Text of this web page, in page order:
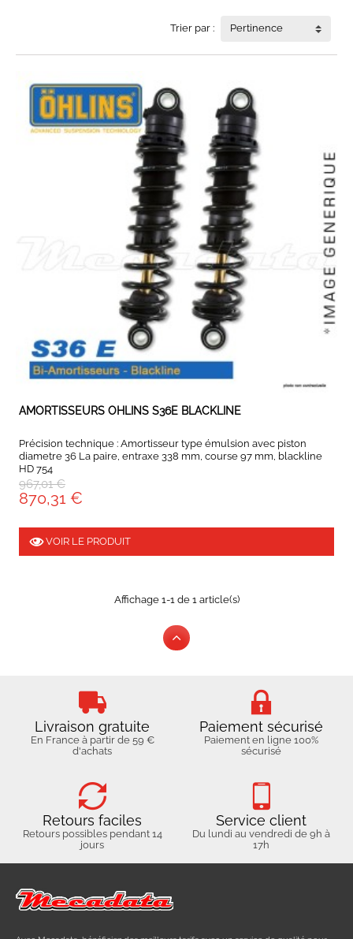
Trier par : Pertinence
EXPEDIÉ SOUS 5 À 10 JOURS
AMORTISSEURS OHLINS S36E BLACKLINE
Précision technique : Amortisseur type émulsion avec piston
diametre 36 La paire, entraxe 338 mm, course 97 mm, blackline
HD 754
967,01 €
870,31 €
VOIR LE PRODUIT
Affichage 1-1 de 1 article(s)
Livraison gratuite
En France à partir de 59 €
d'achats
Paiement sécurisé
Paiement en ligne 100%
sécurisé
Retours faciles
Retours possibles pendant 14
jours
Service client
Du lundi au vendredi de 9h à
17h